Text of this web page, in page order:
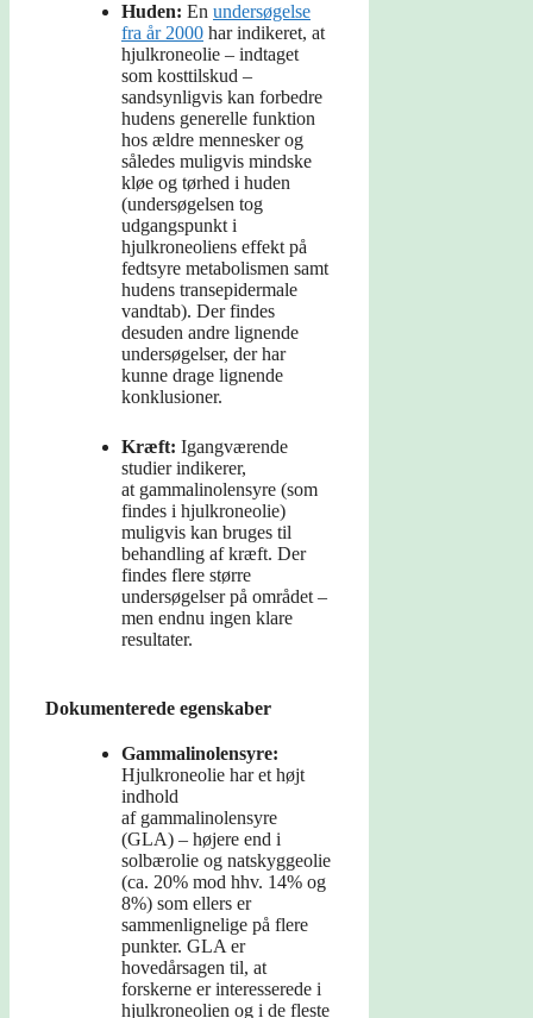
Huden: En undersøgelse
fra år 2000 har indikeret, at
hjulkroneolie – indtaget
som kosttilskud –
sandsynligvis kan forbedre
hudens generelle funktion
hos ældre mennesker og
således muligvis mindske
kløe og tørhed i huden
(undersøgelsen tog
udgangspunkt i
hjulkroneoliens effekt på
fedtsyre metabolismen samt
hudens transepidermale
vandtab). Der findes
desuden andre lignende
undersøgelser, der har
kunne drage lignende
konklusioner.
Kræft: Igangværende
studier indikerer,
at gammalinolensyre (som
findes i hjulkroneolie)
muligvis kan bruges til
behandling af kræft. Der
findes flere større
undersøgelser på området –
men endnu ingen klare
resultater.
Dokumenterede egenskaber
Gammalinolensyre:
Hjulkroneolie har et højt
indhold
af gammalinolensyre
(GLA) – højere end i
solbærolie og natskyggeolie
(ca. 20% mod hhv. 14% og
8%) som ellers er
sammenlignelige på flere
punkter. GLA er
hovedårsagen til, at
forskerne er interesserede i
hjulkroneolien og i de fleste